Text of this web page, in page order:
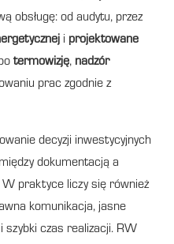
obsługę: od audytu, przez
i projektowane
termowizję, nadzór
prac zgodnie z
decyzji inwestycyjnych
dokumentacją a
praktyce liczy się również
komunikacja, jasne
szybki czas realizacji. RW